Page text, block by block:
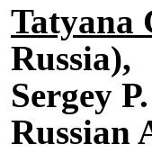
Tatyana
Russia),
Sergey
Russian